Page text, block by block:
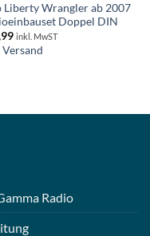
Liberty Wrangler ab 2007
Doppel DIN
inkl. MwST
Versand
Radio